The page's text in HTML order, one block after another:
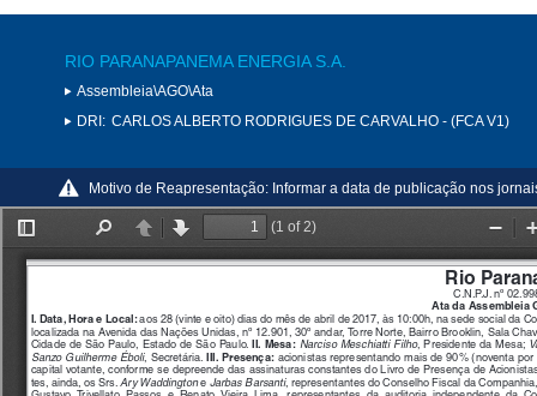
RIO PARANAPANEMA ENERGIA S.A.
Assembleia\AGO\Ata
DRI: CARLOS ALBERTO RODRIGUES DE CARVALHO - (FCA V1)
Motivo de Reapresentação: Informar a data de publicação nos